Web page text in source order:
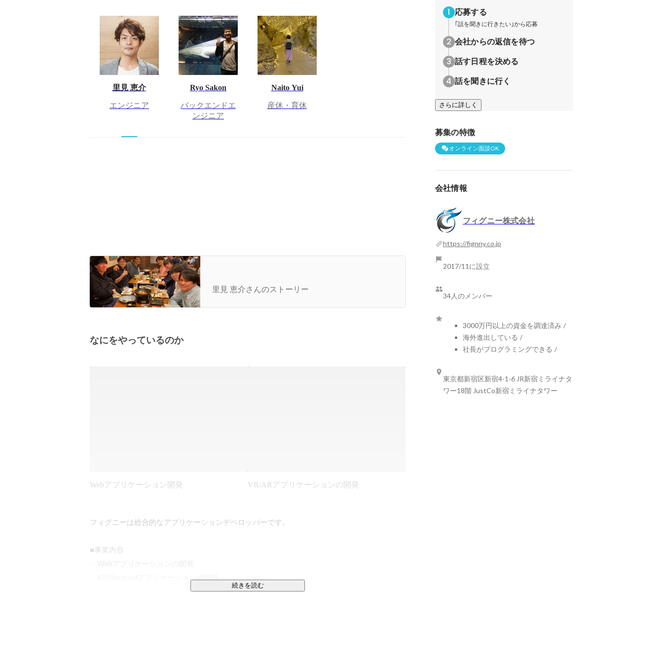
里見 恵介
エンジニア
Ryo Sakon
バックエンドエ
ンジニア
Naito Yui
産休・育休
里見 恵介さんのストーリー
なにをやっているのか
Webアプリケーション開発 VR/ARアプリケーションの開発
フィグニーは総合的なアプリケーションデベロッパーです。
■事業内容
・Webアプリケーションの開発
・VR/ARを始めとしたxRアプリケーションの開発
続きを読む
応募する
｢話を聞きに行きたい｣から応募
会社からの返信を待つ
話す日程を決める
話を聞きに行く
さらに詳しく
募集の特徴
オンライン面談OK
会社情報
フィグニー株式会社
https://fignny.co.jp
2017/11に設立
34人のメンバー
3000万円以上の資金を調達済み /
海外進出している /
社長がプログラミングできる /
東京都新宿区新宿4-1-6 JR新宿ミライナタ
ワー18階 JustCo新宿ミライナタワー